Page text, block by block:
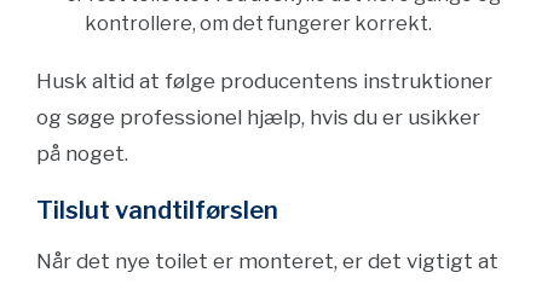
kontrollere, om det fungerer korrekt.
Husk altid at følge producentens instruktioner
og søge professionel hjælp, hvis du er usikker
på noget.
Tilslut vandtilførslen
Når det nye toilet er monteret, er det vigtigt at